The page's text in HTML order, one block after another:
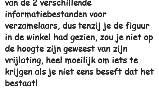
van de 2 verschillende
informatiebestanden voor
verzamelaars, dus tenzij je de figuur
in de winkel had gezien, zou je niet op
de hoogte zijn geweest van zijn
vrijlating, heel moeilijk om iets te
krijgen als je niet eens beseft dat het
bestaat!